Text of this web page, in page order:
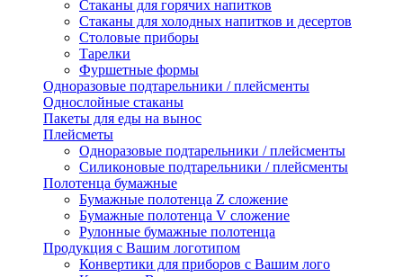
Стаканы для горячих напитков
Стаканы для холодных напитков и десертов
Столовые приборы
Тарелки
Фуршетные формы
Одноразовые подтарельники / плейсменты
Однослойные стаканы
Пакеты для еды на вынос
Плейсметы
Одноразовые подтарельники / плейсменты
Силиконовые подтарельники / плейсменты
Полотенца бумажные
Бумажные полотенца Z сложение
Бумажные полотенца V сложение
Рулонные бумажные полотенца
Продукция с Вашим логотипом
Конвертики для приборов с Вашим лого